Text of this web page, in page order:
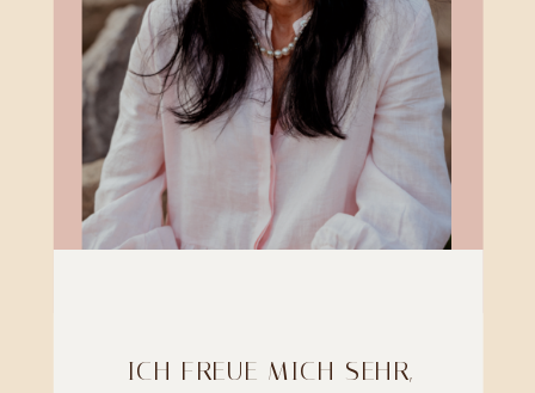
ICH FREUE MICH SEHR,